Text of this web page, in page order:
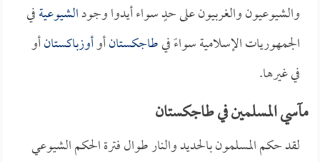
والشيوعيون والغربيون على حدٍ سواء أيدوا وجودالشيوعيةفي
الجمهوريات الإسلامية سواءً فيطاجكستانأوأوزباكستانأو
في غيرها.
مآسي المسلمين في طاجكستان
لقد حكم المسلمون بالحديد والنار طوال فترة الحكم الشيوعي